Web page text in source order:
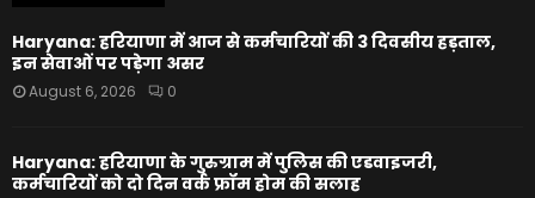
Haryana: हरियाणा में आज से कर्मचारियों की 3 दिवसीय हड़ताल,
इन सेवाओं पर पड़ेगा असर
August 6, 2026 0
Haryana: हरियाणा के गुरुग्राम में पुलिस की एडवाइजरी,
कर्मचारियों को दो दिन वर्क फ्रॉम होम की सलाह